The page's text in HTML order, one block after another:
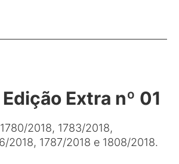
Extra nº 01
1780/2018, 1783/2018,
2018, 1787/2018 e 1808/2018.